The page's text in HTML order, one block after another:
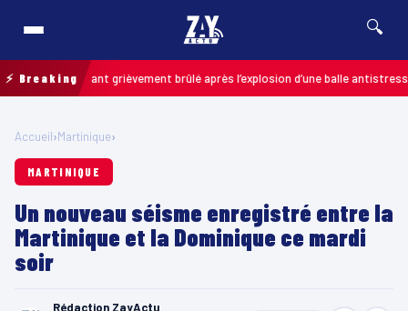
🔍
⚡ Breaking
: un enfant grièvement brûlé après l’explosion d’une balle antistress
Accueil›Martinique›
MARTINIQUE
Un nouveau séisme enregistré entre la
Martinique et la Dominique ce mardi
soir
Rédaction ZayActu